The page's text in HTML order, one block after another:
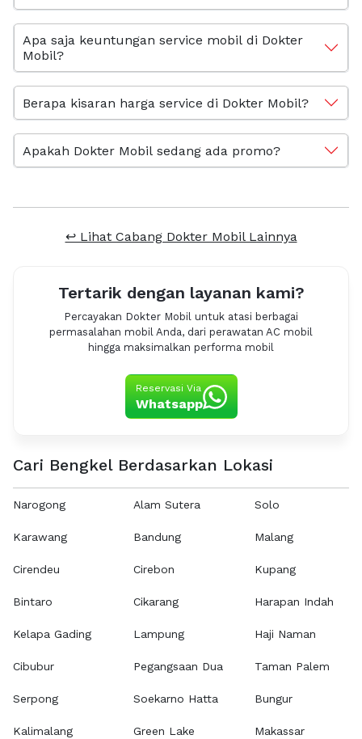
Apa saja keuntungan service mobil di Dokter
Mobil?
Berapa kisaran harga service di Dokter Mobil?
Apakah Dokter Mobil sedang ada promo?
↩ Lihat Cabang Dokter Mobil Lainnya
Tertarik dengan layanan kami?
Percayakan Dokter Mobil untuk atasi berbagai
permasalahan mobil Anda, dari perawatan AC mobil
hingga maksimalkan performa mobil
Reservasi Via
Whatsapp
Cari Bengkel Berdasarkan Lokasi
Narogong
Karawang
Cirendeu
Bintaro
Kelapa Gading
Cibubur
Serpong
Kalimalang
Alam Sutera
Bandung
Cirebon
Cikarang
Lampung
Pegangsaan Dua
Soekarno Hatta
Green Lake
Solo
Malang
Kupang
Harapan Indah
Haji Naman
Taman Palem
Bungur
Makassar